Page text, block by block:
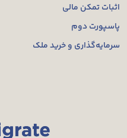
اثبات تمکن مالی
پاسپورت دوم
سرمایه‌گذاری و خرید ملک